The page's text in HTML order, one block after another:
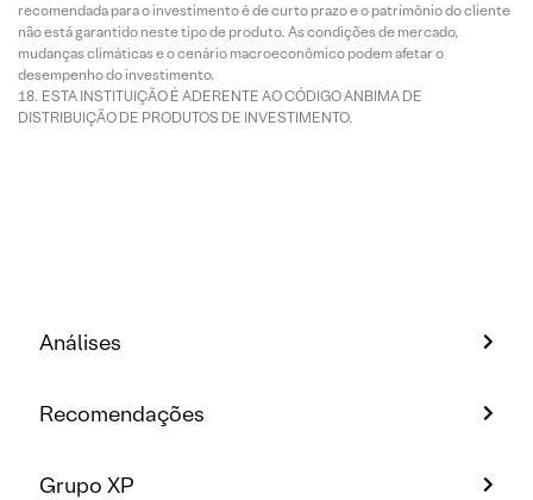
recomendada para o investimento é de curto prazo e o patrimônio do cliente
não está garantido neste tipo de produto. As condições de mercado,
mudanças climáticas e o cenário macroeconômico podem afetar o
desempenho do investimento.
ESTA INSTITUIÇÃO É ADERENTE AO CÓDIGO ANBIMA DE
DISTRIBUIÇÃO DE PRODUTOS DE INVESTIMENTO.
Análises
Recomendações
Grupo XP